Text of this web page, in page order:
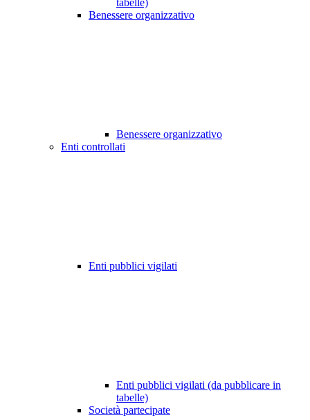
tabelle)
Benessere organizzativo
Benessere organizzativo
Enti controllati
Enti pubblici vigilati
Enti pubblici vigilati (da pubblicare in
tabelle)
Società partecipate